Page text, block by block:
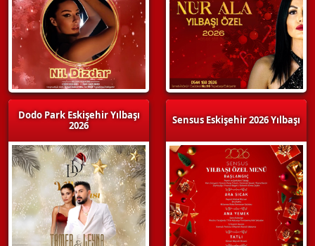
Dodo Park Eskişehir Yılbaşı
2026
Sensus Eskişehir 2026 Yılbaşı